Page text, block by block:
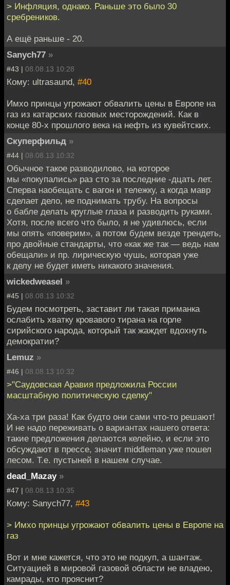
> Инфляция, однако. Раньше это было 30
сребреников.
А ещё раньше - 20.
Sanych77 »
#43 | 08.08.13 10:28
Кому: ultrasaund, #40
Имхо принцы угрожают обвалить цены в Европе на
газ из катарских газовых месторождений. Как в
конце 80-х прошлого века на нефть из кувейтских.
Скуперфильд »
#44 | 08.08.13 10:32
Обычное такое разводилово, на которое
мы «покупались» раз сто за последние -дцать лет.
Сперва наобещать с вагон и тележку, а когда мавр
сделает дело, не поднимать трубу. На вопросы
о бабле делать круглые глаза и разводить руками.
Хотя, после всего что было, я не удивлюсь, если
мы опять «поверим», а потом будем везде трендеть,
про двойные стандарты, что «как же так — ведь нам
обещали» и пр. лирическую чушь, которая уже
к делу не будет иметь никакого значения.
wickedweasel »
#45 | 08.08.13 10:32
Будем посмотреть, заставит ли такая приманка
ослабить хватку кровавого тирана на горле
сирийского народа, который так жаждет вдохнуть
демократии?
Lemuz »
#46 | 08.08.13 10:32
>"Саудовская Аравия предложила России
масштабную политическую сделку"
Ха-ха три раза! Как будто они сами что-то решают!
И не надо переживать о вариантах нашего ответа:
такие предложения делаются келейно, и если это
обсуждают в прессе, значит middleman уже пошел
лесом. Т.е. пустыней в нашем случае.
dead_Mazay »
#47 | 08.08.13 10:35
Кому: Sanych77, #43
> Имхо принцы угрожают обвалить цены в Европе на
газ
Вот и мне кажется, что это не подкуп, а шантаж.
Ситуацией в мировой газовой области не владею,
камрады, кто прояснит?